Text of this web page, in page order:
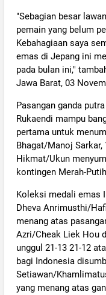
"Sebagian besar
pemain yang belum
Kebahagiaan saya
emas di Jepang ini
pada bulan ini,"
Jawa Barat, 03
Pasangan ganda
Rukaendi mampu
pertama untuk
Bhagat/Manoj Sarkar,
Hikmat/Ukun
kontingen Merah-
Koleksi medali emas
Dheva Anrimusthi/
menang atas
Azri/Cheak Liek Hou
unggul 21-13 21-12
bagi Indonesia
Setiawan/
yang menang atas